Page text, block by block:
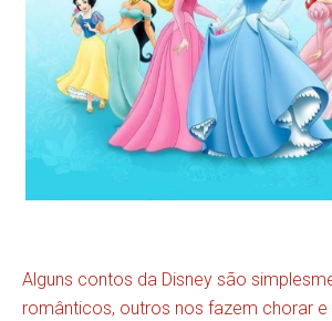
Alguns contos da Disney são
românticos, outros nos fazem chorar e